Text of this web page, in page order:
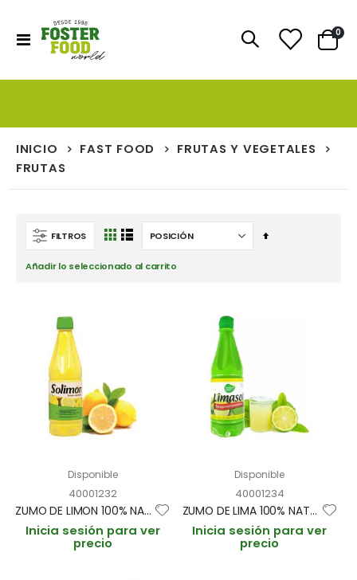
Toggle
Cart
0
INICIO FAST FOOD
FRUTAS Y VEGETALES
FRUTAS
FILTROS
VerParrilla
Lista
Fijar
Añadir lo seleccionado al carrito
Disponible
40001232
ZUMO DE LIMON 100% NATURAL BOTE 1L (CAJA 6 BOTES)
Inicia sesión para ver
precio
Disponible
40001234
ZUMO DE LIMA 100% NATURAL BOTE 1L (CAJA 6 BOTES)
Inicia sesión para ver
precio